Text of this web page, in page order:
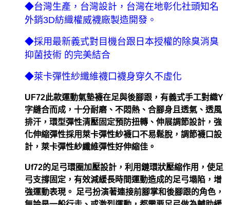
◆台灣生產，台灣設計，台灣在地彰化社頭知名
外銷3D紡織權威襪廠製造開發。
◆採用最新義式對目機台跟日本授權的除臭消臭
抑菌技術 的完美結合
◆萊卡彈性紗纖維襪口襪身穿久不虛化
UF72此款運動氣墊襪在足與後腳跟，有義式手工對織Y
字縫合而成，十分耐磨、不悶熱、合腳身且透氣、透風
排汗，環型彈性清壓固定預防扭轉、伸展調節設計，強
化伸縮彈性採用萊卡彈性紗襪口不易鬆脫，調節襪口設
計，萊卡彈性紗纖維彈性好伸縮佳。
Uf72的足弓環圈加壓設計，利用鏈環狀壓縮作用，使足
弓支撐固定，有效減緩長時間運動造成的足弓塌陷，增
強運動表現。 足弓扮演著連接前腳掌和後腳跟的角色，